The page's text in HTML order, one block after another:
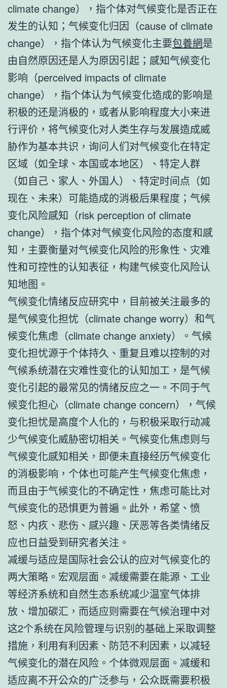
climate change），指个体对气候变化是否正在
发生的认知；气候变化归因（cause of climate
change），指个体认为气候变化主要包養網是
由自然原因还是人为原因引起；感知气候变化
影响（perceived impacts of climate
change），指个体认为气候变化造成的影响是
积极的还是消极的，或者从影响程度大小来进
行评价，将气候变化对人类生存与发展造成威
胁作为基本共识，询问人们对气候变化在特定
区域（如全球、本国或本地区）、特定人群
（如自己、家人、外国人）、特定时间点（如
现在、未来）可能造成的消极后果程度；气候
变化风险感知（risk perception of climate
change），指个体对气候变化风险的态度和感
知，主要衡量对气候变化风险的形象性、灾难
性和可控性的认知表征，构建气候变化风险认
知地图。
气候变化情绪反应研究中，目前被关注最多的
是气候变化担忧（climate change worry）和气
候变化焦虑（climate change anxiety）。气候
变化担忧源于个体持久、重复且难以控制的对
气候系统潜在灾难性变化的认知加工，是气候
变化引起的最常见的情绪反应之一。不同于气
候变化担心（climate change concern），气候
变化担忧是高度个人化的，与积极采取行动减
少气候变化威胁密切相关。气候变化焦虑则与
气候变化感知相关，即便未直接经历气候变化
的消极影响，个体也可能产生气候变化焦虑，
而且由于气候变化的不确定性，焦虑可能比对
气候变化的恐惧更为普遍。此外，希望、愤
怒、内疚、悲伤、感兴趣、厌恶等各类情绪反
应也日益受到研究者关注。
减缓与适应是国际社会公认的应对气候变化的
两大策略。宏观层面。减缓需要在能源、工业
等经济系统和自然生态系统减少温室气体排
放、增加碳汇，而适应则需要在气候治理中对
这2个系统在风险管理与识别的基础上采取调整
措施，利用有利因素、防范不利因素，以减轻
气候变化的潜在风险。个体微观层面。减缓和
适应离不开公众的广泛参与，公众既需要积极